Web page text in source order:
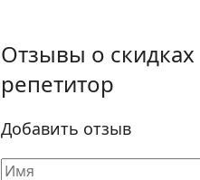
Отзывы о
репетитор
Добавить отзыв